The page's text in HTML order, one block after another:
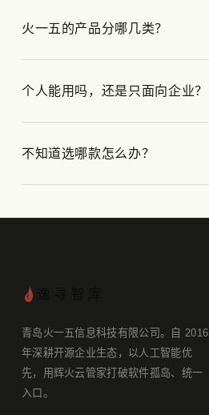
火一五的产品分哪几类？
个人能用吗，还是只面向企业？
不知道选哪款怎么办？
青岛火一五信息科技有限公司。自 2016
年深耕开源企业生态，以人工智能优
先，用辉火云管家打破软件孤岛、统一
入口。